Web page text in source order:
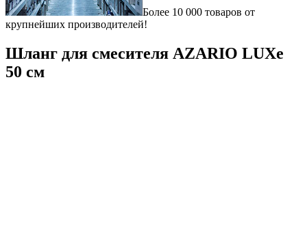
Более 10 000 товаров от
крупнейших производителей!
Шланг для смесителя AZARIO LUXe
50 см